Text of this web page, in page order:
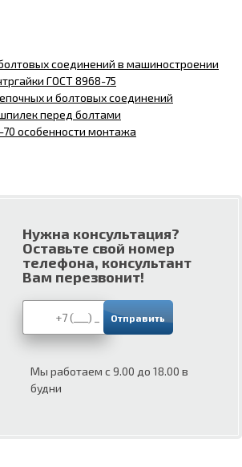
соединений в машиностроении
ГОСТ 8968-75
и болтовых соединений
перед болтами
70 особенности монтажа
Нужна консультация?
Оставьте свой номер
телефона, консультант
Вам перезвонит!
Мы работаем с 9.00 до 18.00 в
будни